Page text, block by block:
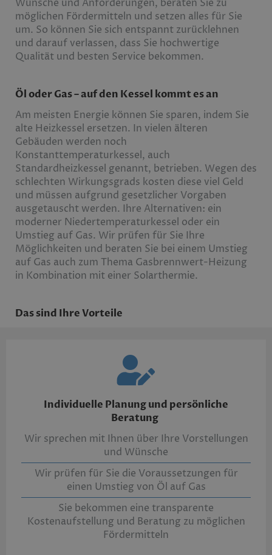
Wünsche und Anforderungen, beraten Sie zu
möglichen Fördermitteln und setzen alles für Sie
um. So können Sie sich entspannt zurücklehnen
und darauf verlassen, dass Sie hochwertige
Qualität und besten Service bekommen.
Öl oder Gas – auf den Kessel kommt es an
Am meisten Energie können Sie sparen, indem Sie
alte Heizkessel ersetzen. In vielen älteren
Gebäuden werden noch
Konstanttemperaturkessel, auch
Standardheizkessel genannt, betrieben. Wegen des
schlechten Wirkungsgrads kosten diese viel Geld
und müssen aufgrund gesetzlicher Vorgaben
ausgetauscht werden. Ihre Alternativen: ein
moderner Niedertemperaturkessel oder ein
Umstieg auf Gas. Wir prüfen für Sie Ihre
Möglichkeiten und beraten Sie bei einem Umstieg
auf Gas auch zum Thema Gasbrennwert-Heizung
in Kombination mit einer Solarthermie.
Das sind Ihre Vorteile
Individuelle Planung und persönliche
Beratung
Wir sprechen mit Ihnen über Ihre Vorstellungen
und Wünsche
Wir prüfen für Sie die Voraussetzungen für
einen Umstieg von Öl auf Gas
Sie bekommen eine transparente
Kostenaufstellung und Beratung zu möglichen
Fördermitteln